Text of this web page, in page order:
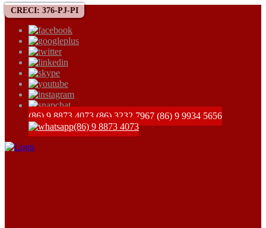
CRECI: 376-PJ-PI
(86) 9 8873 4073 (86) 3232 7967 (86) 9 9934 5656
(86) 9 8873 4073